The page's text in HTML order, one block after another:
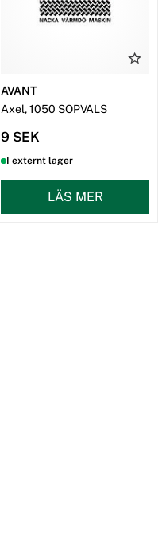
AVANT
Axel, 1050 SOPVALS
9 SEK
I externt lager
LÄS MER